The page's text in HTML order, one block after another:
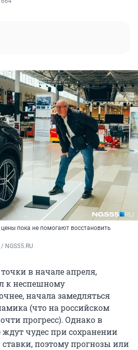
пока не помогают восстановить
NGS55.RU
в начале апреля,
к неспешному
начала замедляться
(что на российском
прогресс). Однако в
ждут чудес при сохранении
поэтому прогнозы или